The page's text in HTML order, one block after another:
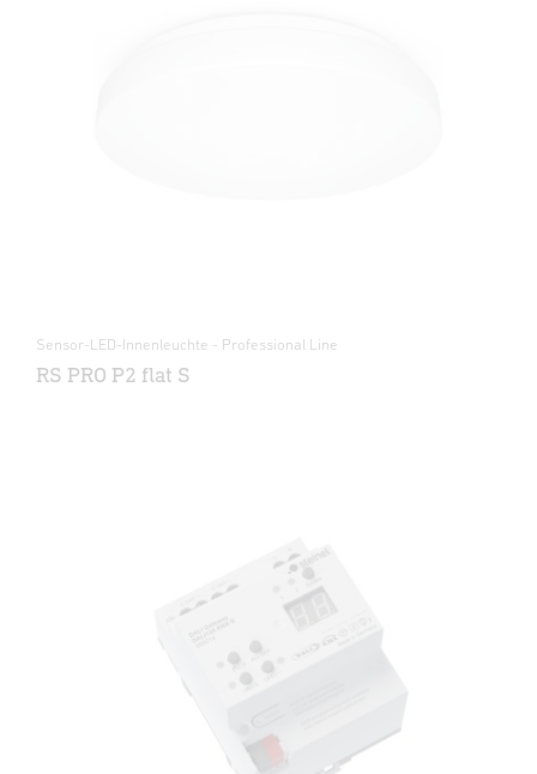
Sensor-LED-Innenleuchte - Professional Line
RS PRO P2 flat S